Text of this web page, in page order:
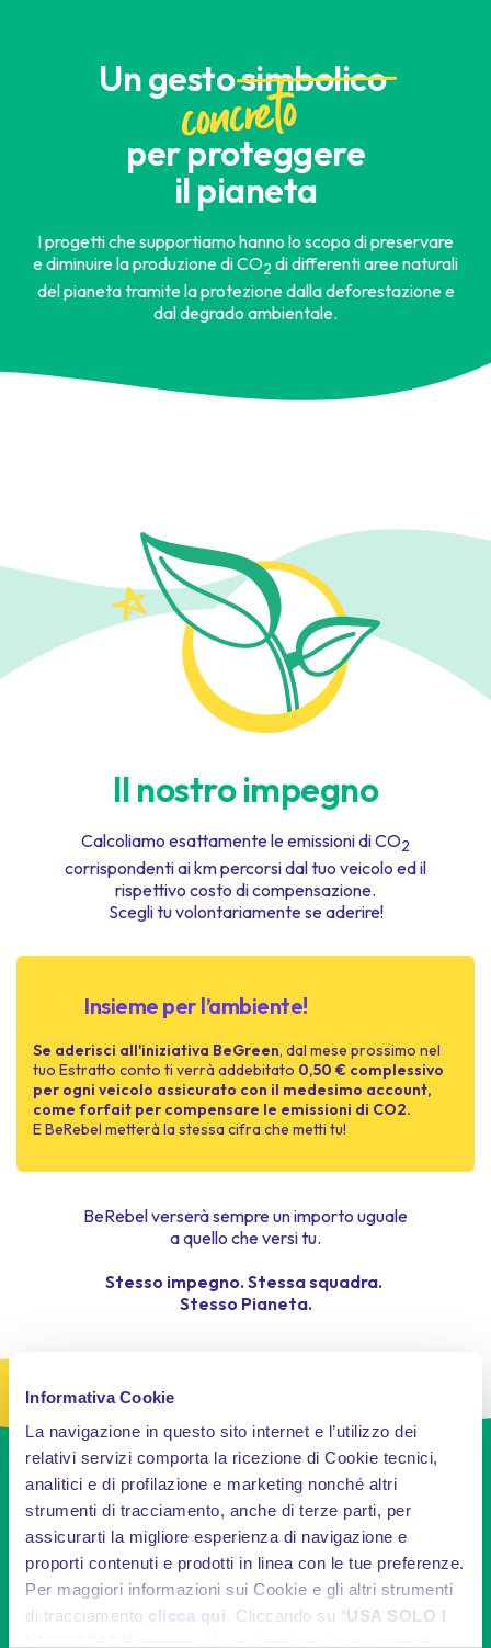
Informativa Cookie
La navigazione in questo sito internet e l’utilizzo dei
relativi servizi comporta la ricezione di Cookie tecnici,
analitici e di profilazione e marketing nonché altri
strumenti di tracciamento, anche di terze parti, per
assicurarti la migliore esperienza di navigazione e
proporti contenuti e prodotti in linea con le tue preferenze.
Per maggiori informazioni sui Cookie e gli altri strumenti
di tracciamento clicca qui . Cliccando su “USA SOLO I
Un gestosimbolico
concreto
per proteggere
il pianeta
I progetti che supportiamo hanno lo scopo di preservare
e diminuire la produzione di CO2 di differenti aree naturali
del pianeta tramite la protezione dalla deforestazione e
dal degrado ambientale.
Il nostro impegno
Calcoliamo esattamente le emissioni di CO2
corrispondenti ai km percorsi dal tuo veicolo ed il
rispettivo costo di compensazione.
Scegli tu volontariamente se aderire!
Insieme per l’ambiente!
Se aderisci all'iniziativa BeGreen, dal mese prossimo nel
tuo Estratto conto ti verrà addebitato 0,50 € complessivo
per ogni veicolo assicurato con il medesimo account,
come forfait per compensare le emissioni di CO2.
E BeRebel metterà la stessa cifra che metti tu!
BeRebel verserà sempre un importo uguale
a quello che versi tu.
Stesso impegno. Stessa squadra.
Stesso Pianeta.
Progetto Bakau
Ilprogetto Bakausostiene il ripristino delle
mangrovie in Indonesia, contrastando la